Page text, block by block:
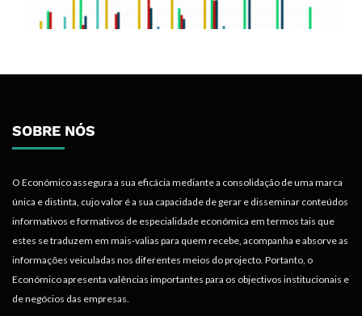
SOBRE NÓS
O Económico assegura a sua eficácia mediante a consolidação de uma marca
única e distinta, cujo valor é a sua capacidade de gerar e disseminar conteúdos
informativos e formativos de especialidade económica em termos tais que
estes se traduzem em mais-valias para quem recebe, acompanha e absorve as
informações veiculadas nos diferentes meios do projecto. Portanto, o
Económico apresenta valências importantes para os objectivos institucionais e
de negócios das empresas.